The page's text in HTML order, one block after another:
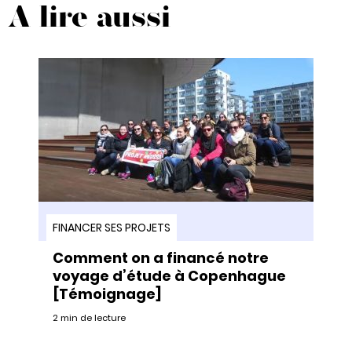
A lire aussi
FINANCER SES PROJETS
Comment on a financé notre
voyage d’étude à Copenhague
[Témoignage]
2 min de lecture